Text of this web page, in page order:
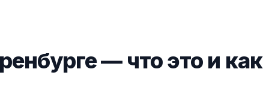
— что это и как